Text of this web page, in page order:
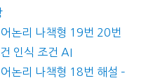
논리 나책형 19번 20번
인식 조건 AI
논리 나책형 18번 해설 –